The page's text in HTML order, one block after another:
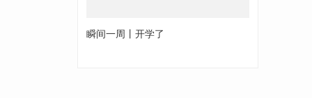
瞬间一周丨开学了